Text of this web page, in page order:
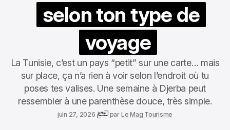
selon ton type de
voyage
La Tunisie, c’est un pays “petit” sur une carte… mais
sur place, ça n’a rien à voir selon l’endroit où tu
poses tes valises. Une semaine à Djerba peut
ressembler à une parenthèse douce, très simple.
juin 27, 2026 par Le Mag Tourisme